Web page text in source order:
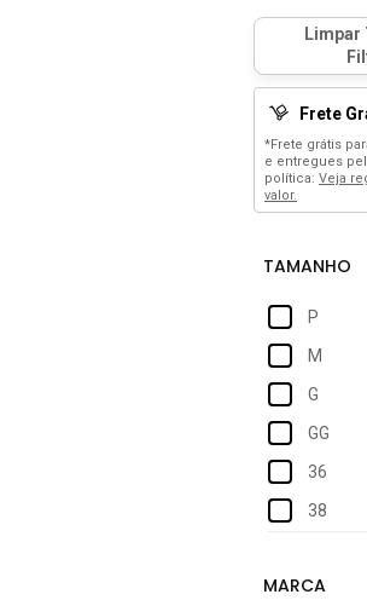
Frete
*Frete grátis
e entregues
política: Veja
valor.
P
M
G
GG
36
38